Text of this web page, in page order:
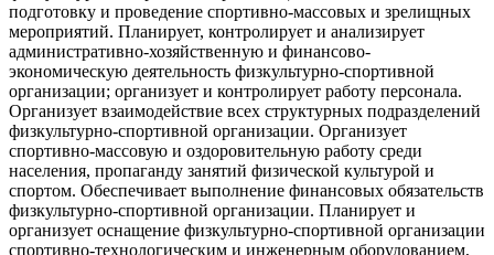
подготовку и проведение спортивно-массовых и зрелищных
мероприятий. Планирует, контролирует и анализирует
административно-хозяйственную и финансово-
экономическую деятельность физкультурно-спортивной
организации; организует и контролирует работу персонала.
Организует взаимодействие всех структурных подразделений
физкультурно-спортивной организации. Организует
спортивно-массовую и оздоровительную работу среди
населения, пропаганду занятий физической культурой и
спортом. Обеспечивает выполнение финансовых обязательств
физкультурно-спортивной организации. Планирует и
организует оснащение физкультурно-спортивной организации
спортивно-технологическим и инженерным оборудованием,